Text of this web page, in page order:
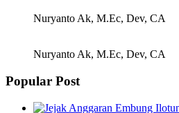
Nuryanto Ak, M.Ec, Dev, CA
Nuryanto Ak, M.Ec, Dev, CA
Popular Post